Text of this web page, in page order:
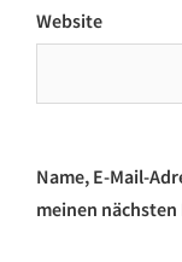
Website
Name, E-Mail-
meinen